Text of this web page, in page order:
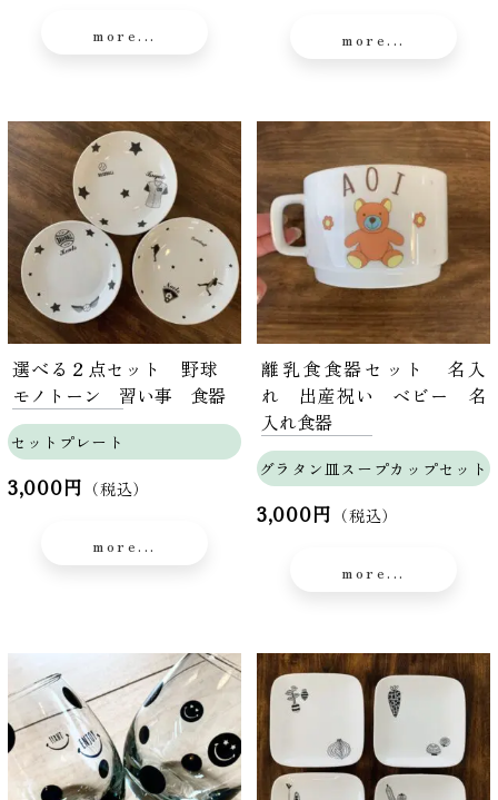
more... more...
選べる２点セット 野球
モノトーン 習い事 食器
セットプレート
3,000円 （税込）
more...
離乳食食器セット 名入
れ 出産祝い ベビー 名
入れ食器
グラタン皿スープカップセット
3,000円 （税込）
more...